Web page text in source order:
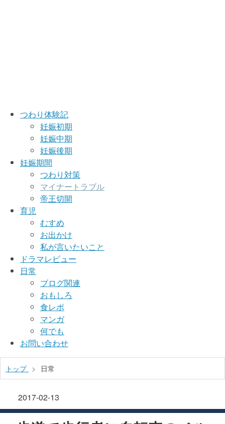
つわり体験記
妊娠初期
妊娠中期
妊娠後期
妊娠期間
つわり対策
マイナートラブル
帝王切開
育児
むすめ
お出かけ
私が言いたいこと
ドラマレビュー
日常
ブログ関連
おもしろ
食レポ
マンガ
何でも
お問い合わせ
トップ > 日常
2017-02-13